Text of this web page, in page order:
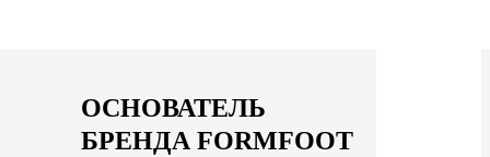
ОСНОВАТЕЛЬ
БРЕНДА FORMFOOT